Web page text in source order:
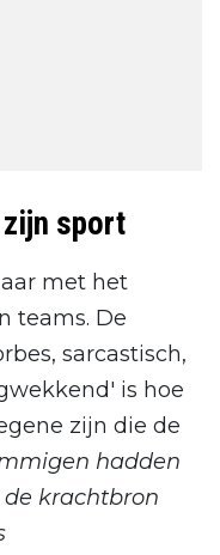
zijn sport
met het
teams. De
sarcastisch,
is hoe
zijn die de
hadden
krachtbron